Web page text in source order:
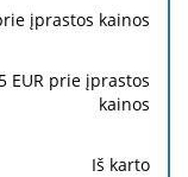
įprastos kainos
EUR prie įprastos
kainos
Iš karto